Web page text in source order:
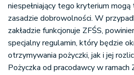
niespełniający tego kryterium
zasadzie dobrowolności. W
zakładzie funkcjonuje ZFŚS,
specjalny regulamin, który będzie
otrzymywania pożyczki, jak i jej
Pożyczka od pracodawcy w ramach